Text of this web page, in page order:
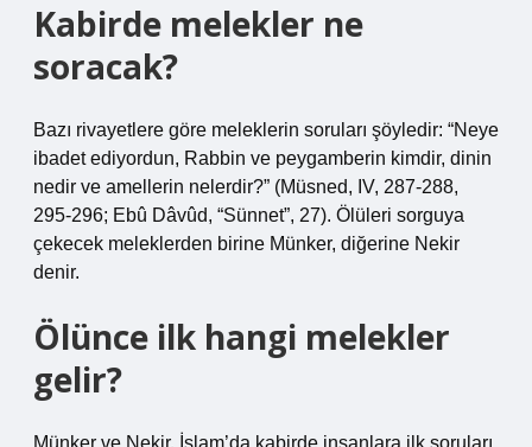
Kabirde melekler ne
soracak?
Bazı rivayetlere göre meleklerin soruları şöyledir: “Neye
ibadet ediyordun, Rabbin ve peygamberin kimdir, dinin
nedir ve amellerin nelerdir?” (Müsned, IV, 287-288,
295-296; Ebû Dâvûd, “Sünnet”, 27). Ölüleri sorguya
çekecek meleklerden birine Münker, diğerine Nekir
denir.
Ölünce ilk hangi melekler
gelir?
Münker ve Nekir, İslam’da kabirde insanlara ilk soruları